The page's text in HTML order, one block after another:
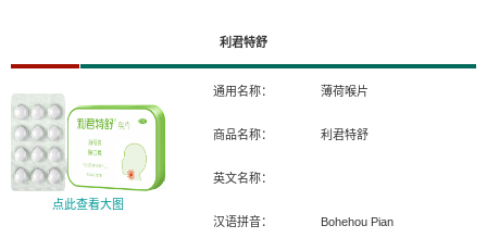
利君特舒
点此查看大图
通用名称： 薄荷喉片
商品名称： 利君特舒
英文名称：
汉语拼音： Bohehou Pian